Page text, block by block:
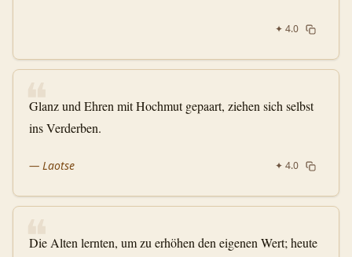
✦ 4.0
❝
Glanz und Ehren mit Hochmut gepaart, ziehen sich selbst
ins Verderben.
— Laotse ✦ 4.0
❝
Die Alten lernten, um zu erhöhen den eigenen Wert; heute